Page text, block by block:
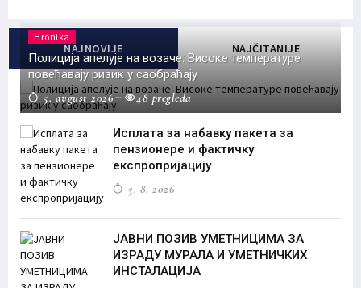
NAJNOVIJE NAJČITANIJE
Hronika
Полиција апелује на возаче: Високе температуре
повећавају ризик у саобраћају
5. avgust 2026
48 pregleda
Исплата за набавку пакета за
пензионере и фактичку
експропријацију
5. 8. 2026
ЈАВНИ ПОЗИВ УМЕТНИЦИМА ЗА
ИЗРАДУ МУРАЛА И УМЕТНИЧКИХ
ИНСТАЛАЦИЈА